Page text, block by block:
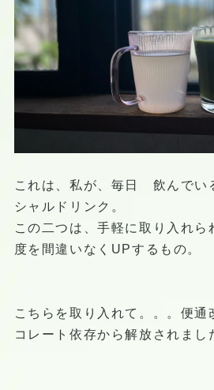
これは、私が、毎日 飲んでい
シャルドリンク。
この二つは、手軽に取り入れら
度を間違いなくUPするもの。
こちらを取り入れて。。。便通
コレート依存から解放されまし